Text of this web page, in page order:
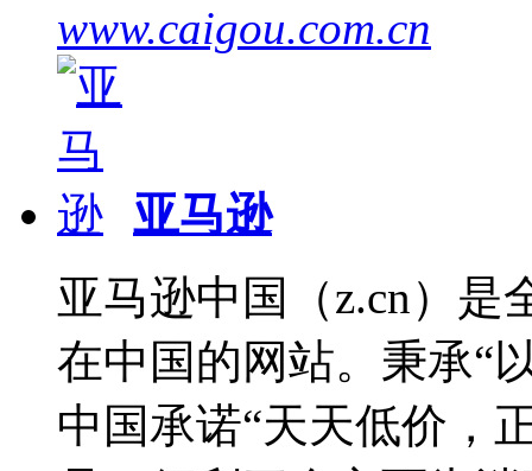
www.caigou.com.cn
亚马逊
亚马逊中国（z.cn）是
在中国的网站。秉承“
中国承诺“天天低价，